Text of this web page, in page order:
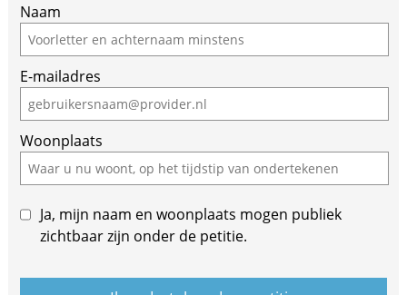
Naam
E-mailadres
Woonplaats
Ja, mijn naam en woonplaats mogen publiek
zichtbaar zijn onder de petitie.